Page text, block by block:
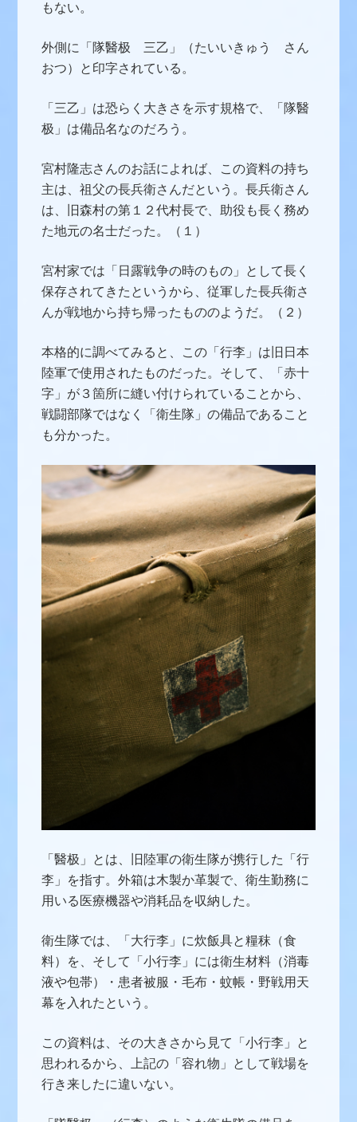
もない。
外側に「隊醫极 三乙」（たいいきゅう さん
おつ）と印字されている。
「三乙」は恐らく大きさを示す規格で、「隊醫
极」は備品名なのだろう。
宮村隆志さんのお話によれば、この資料の持ち
主は、祖父の長兵衛さんだという。長兵衛さん
は、旧森村の第１２代村長で、助役も長く務め
た地元の名士だった。（１）
宮村家では 「日露戦争の時のもの」として長く
保存されてきたというから、従軍した長兵衛さ
んが戦地から持ち帰ったもののようだ。（２）
本格的に調べてみると、この「行李」は旧日本
陸軍で使用されたものだった。そして、「赤十
字」が３箇所に縫い付けられていることから、
戦闘部隊ではなく「衛生隊」の備品であること
も分かった。
「醫极 」とは、旧陸軍の衛生隊が携行した「行
李」を指す。外箱は木製か革製で、衛生勤務に
用いる医療機器や消耗品を収納した。
衛生隊では、「 大行李 」に炊飯具と糧秣（食
料）を、そして「小行李 」には衛生材料（消毒
液や包帯）
・患者被服・毛布・蚊帳・野戦用天
幕を入れたという。
この資料は、その大きさから見て「小行李 」と
思われるから、上記の「容れ物」として戦場を
行き来したに違いない。